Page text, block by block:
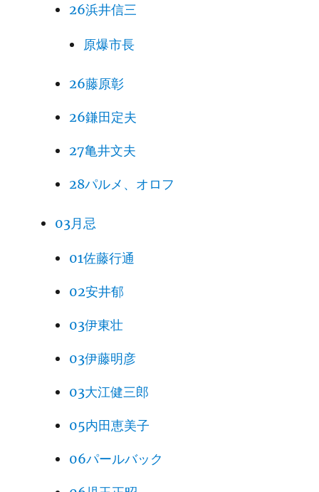
26浜井信三
原爆市長
26藤原彰
26鎌田定夫
27亀井文夫
28パルメ、オロフ
03月忌
01佐藤行通
02安井郁
03伊東壮
03伊藤明彦
03大江健三郎
05内田恵美子
06パールバック